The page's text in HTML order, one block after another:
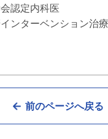
認定内科医
ンターベンション治
前のページへ戻る